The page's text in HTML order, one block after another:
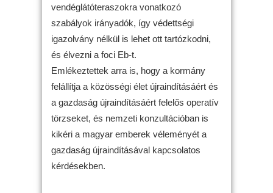
vendéglátóteraszokra vonatkozó
szabályok irányadók, így védettségi
igazolvány nélkül is lehet ott tartózkodni,
és élvezni a foci Eb-t.
Emlékeztettek arra is, hogy a kormány
felállítja a közösségi élet újraindításáért és
a gazdaság újraindításáért felelős operatív
törzseket, és nemzeti konzultációban is
kikéri a magyar emberek véleményét a
gazdaság újraindításával kapcsolatos
kérdésekben.